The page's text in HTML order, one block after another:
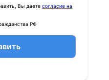
Вы даете согласие на
РФ